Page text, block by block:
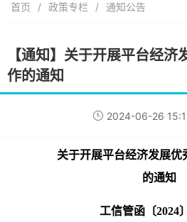
首页 / 政策专栏 / 通知公告
【通知】关于开展平台经
作的通知
2024-06-26
关于开展平台经济发展优
的通知
工信管函〔2024